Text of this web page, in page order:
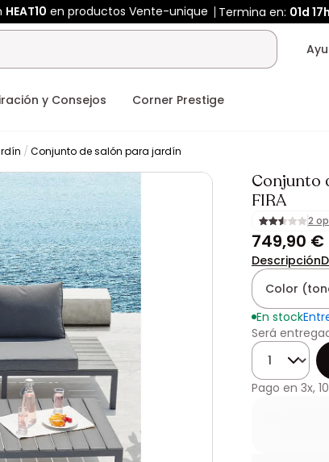
HEAT10 en productos Vente-unique Termina en: 01d 17h
y Consejos Corner Prestige
Conjunto de salón para jardín
Conjunto
FIRA
2
749,90 €
Descripción
Color
En stock
Será
Cantidad
Pago en 3x,